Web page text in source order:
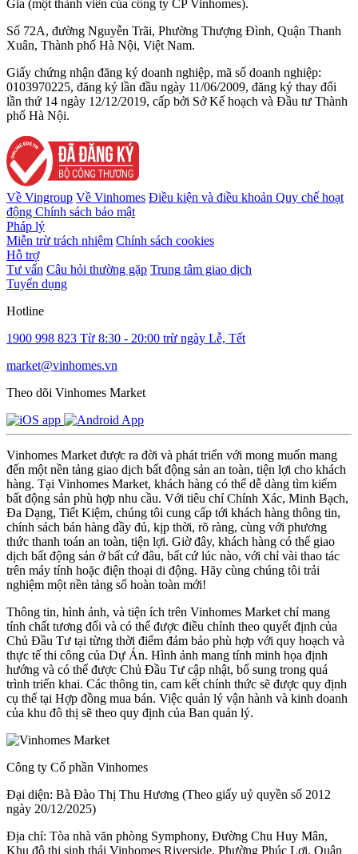
Gia (một thành viên của công ty CP Vinhomes).
Số 72A, đường Nguyễn Trãi, Phường Thượng Đình, Quận Thanh
Xuân, Thành phố Hà Nội, Việt Nam.
Giấy chứng nhận đăng ký doanh nghiệp, mã số doanh nghiệp:
0103970225, đăng ký lần đầu ngày 11/06/2009, đăng ký thay đổi
lần thứ 14 ngày 12/12/2019, cấp bởi Sở Kế hoạch và Đầu tư Thành
phố Hà Nội.
Về Vingroup Về Vinhomes Điều kiện và điều khoản Quy chế hoạt
động Chính sách bảo mật
Pháp lý
Miễn trừ trách nhiệm Chính sách cookies
Hỗ trợ
Tư vấn Câu hỏi thường gặp Trung tâm giao dịch
Tuyển dụng
Hotline
1900 998 823 Từ 8:30 - 20:00 trừ ngày Lễ, Tết
market@vinhomes.vn
Theo dõi Vinhomes Market
Vinhomes Market được ra đời và phát triển với mong muốn mang
đến một nền tảng giao dịch bất động sản an toàn, tiện lợi cho khách
hàng. Tại Vinhomes Market, khách hàng có thể dễ dàng tìm kiếm
bất động sản phù hợp nhu cầu. Với tiêu chí Chính Xác, Minh Bạch,
Đa Dạng, Tiết Kiệm, chúng tôi cung cấp tới khách hàng thông tin,
chính sách bán hàng đầy đủ, kịp thời, rõ ràng, cùng với phương
thức thanh toán an toàn, tiện lợi. Giờ đây, khách hàng có thể giao
dịch bất động sản ở bất cứ đâu, bất cứ lúc nào, với chỉ vài thao tác
trên máy tính hoặc điện thoại di động. Hãy cùng chúng tôi trải
nghiệm một nền tảng số hoàn toàn mới!
Thông tin, hình ảnh, và tiện ích trên Vinhomes Market chỉ mang
tính chất tương đối và có thể được điều chỉnh theo quyết định của
Chủ Đầu Tư tại từng thời điểm đảm bảo phù hợp với quy hoạch và
thực tế thi công của Dự Án. Hình ảnh mang tính minh họa định
hướng và có thể được Chủ Đầu Tư cập nhật, bổ sung trong quá
trình triển khai. Các thông tin, cam kết chính thức sẽ được quy định
cụ thể tại Hợp đồng mua bán. Việc quản lý vận hành và kinh doanh
của khu đô thị sẽ theo quy định của Ban quản lý.
Công ty Cổ phần Vinhomes
Đại diện: Bà Đào Thị Thu Hương (Theo giấy uỷ quyền số 2012
ngày 20/12/2025)
Địa chỉ: Tòa nhà văn phòng Symphony, Đường Chu Huy Mân,
Khu đô thị sinh thái Vinhomes Riverside, Phường Phúc Lợi, Quận